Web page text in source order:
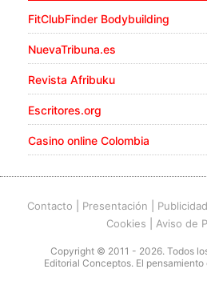
FitClubFinder Bodybuilding
NuevaTribuna.es
Revista Afribuku
Escritores.org
Casino online Colombia
Contacto Presentación Publicidad
Cookies
Aviso de
Copyright © 2011 - 2026. Todos
Editorial Conceptos. El